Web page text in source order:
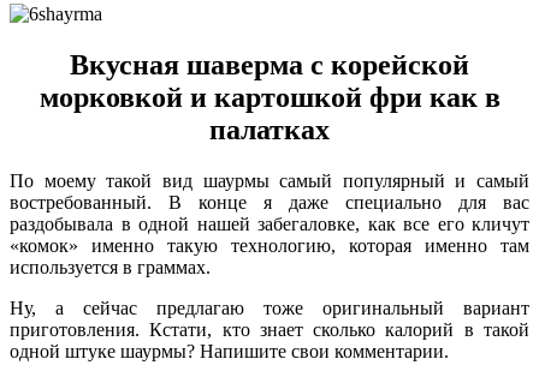
Вкусная шаверма с корейской
морковкой и картошкой фри как в
палатках
По моему такой вид шаурмы самый популярный и самый
востребованный. В конце я даже специально для вас
раздобывала в одной нашей забегаловке, как все его кличут
«комок» именно такую технологию, которая именно там
используется в граммах.
Ну, а сейчас предлагаю тоже оригинальный вариант
приготовления. Кстати, кто знает сколько калорий в такой
одной штуке шаурмы? Напишите свои комментарии.